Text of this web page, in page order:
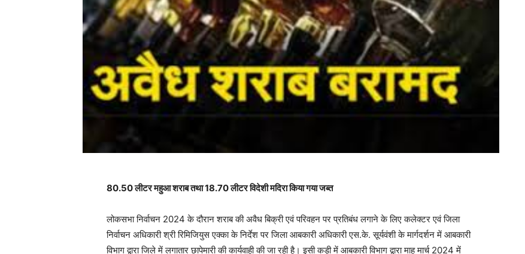
80.50 लीटर महुआ शराब तथा 18.70 लीटर विदेशी मदिरा किया गया जब्त
लोकसभा निर्वाचन 2024 के दौरान शराब की अवैध बिक्री एवं परिवहन पर प्रतिबंध लगाने के लिए कलेक्टर एवं जिला
निर्वाचन अधिकारी श्री रिमिजियुस एक्का के निर्देश पर जिला आबकारी अधिकारी एस.के. सूर्यवंशी के मार्गदर्शन में आबकारी
विभाग द्वारा जिले में लगातार छापेमारी की कार्यवाही की जा रही है। इसी कड़ी में आबकारी विभाग द्वारा माह मार्च 2024 में